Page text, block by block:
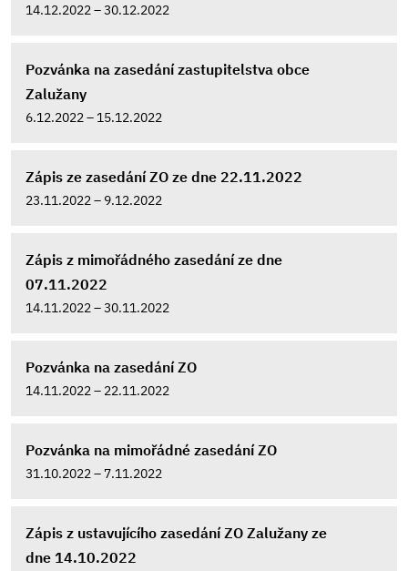
14.12.2022 – 30.12.2022
Pozvánka na zasedání zastupitelstva obce
Zalužany
6.12.2022 – 15.12.2022
Zápis ze zasedání ZO ze dne 22.11.2022
23.11.2022 – 9.12.2022
Zápis z mimořádného zasedání ze dne
07.11.2022
14.11.2022 – 30.11.2022
Pozvánka na zasedání ZO
14.11.2022 – 22.11.2022
Pozvánka na mimořádné zasedání ZO
31.10.2022 – 7.11.2022
Zápis z ustavujícího zasedání ZO Zalužany ze
dne 14.10.2022